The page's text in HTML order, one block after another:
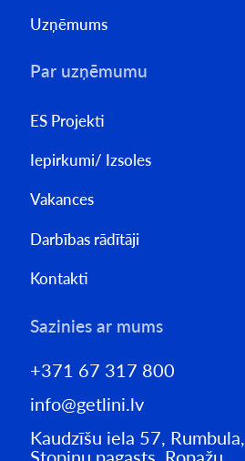
Uzņēmums
Par uzņēmumu
ES Projekti
Iepirkumi/ Izsoles
Vakances
Darbības rādītāji
Kontakti
Sazinies ar mums
+371 67 317 800
info@getlini.lv
Kaudzīšu iela 57, Rumbula,